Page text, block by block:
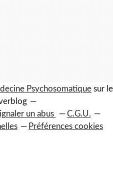
Psychosomatique sur le
un abus
C.G.U.
Préférences cookies